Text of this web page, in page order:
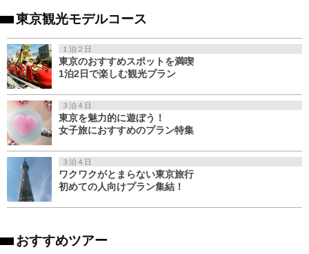
東京観光モデルコース
１泊２日
東京のおすすめスポットを満喫
1泊2日で楽しむ観光プラン
３泊４日
東京を魅力的に遊ぼう！
女子旅におすすめのプラン特集
３泊４日
ワクワクがとまらない東京旅行
初めての人向けプラン集結！
おすすめツアー